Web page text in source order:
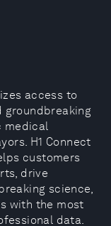
access to
groundbreaking
medical
H1 Connect
customers
drive
science,
with the most
data.